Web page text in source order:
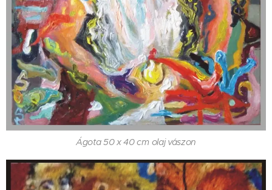
Ágota 50 x 40 cm olaj vászon